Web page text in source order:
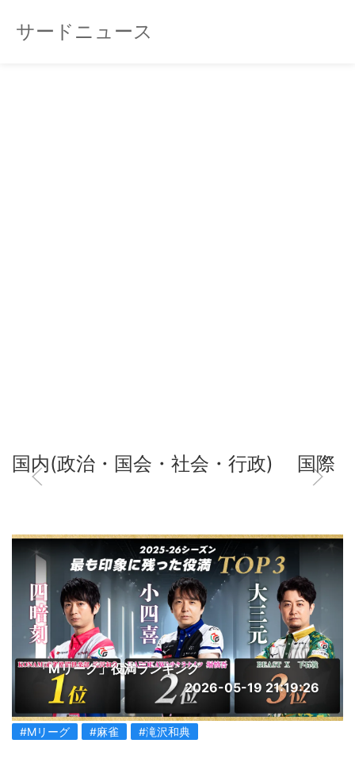
サードニュース
国内(政治・国会・社会・行政) 国際
「Mリーグ」役満ランキング
2026-05-19 21:19:26
#Mリーグ #麻雀 #滝沢和典